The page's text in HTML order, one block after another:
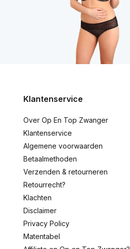
Klantenservice
Over Op En Top Zwanger
Klantenservice
Algemene voorwaarden
Betaalmethoden
Verzenden & retourneren
Retourrecht?
Klachten
Disclaimer
Privacy Policy
Matentabel